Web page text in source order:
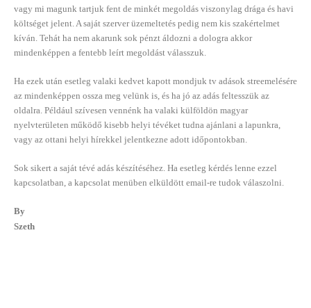
vagy mi magunk tartjuk fent de minkét megoldás viszonylag drága és havi
költséget jelent. A saját szerver üzemeltetés pedig nem kis szakértelmet
kíván. Tehát ha nem akarunk sok pénzt áldozni a dologra akkor
mindenképpen a fentebb leírt megoldást válasszuk.
Ha ezek után esetleg valaki kedvet kapott mondjuk tv adások streemelésére
az mindenképpen ossza meg velünk is, és ha jó az adás feltesszük az
oldalra. Például szívesen vennénk ha valaki külföldön magyar
nyelvterületen működő kisebb helyi tévéket tudna ajánlani a lapunkra,
vagy az ottani helyi hírekkel jelentkezne adott időpontokban.
Sok sikert a saját tévé adás készítéséhez. Ha esetleg kérdés lenne ezzel
kapcsolatban, a kapcsolat menüben elküldött email-re tudok válaszolni.
By
Szeth